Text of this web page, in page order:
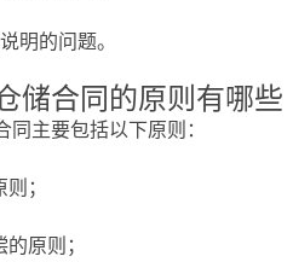
明的问题。
储合同的原则有哪些
同主要包括以下原则：
；
原则；